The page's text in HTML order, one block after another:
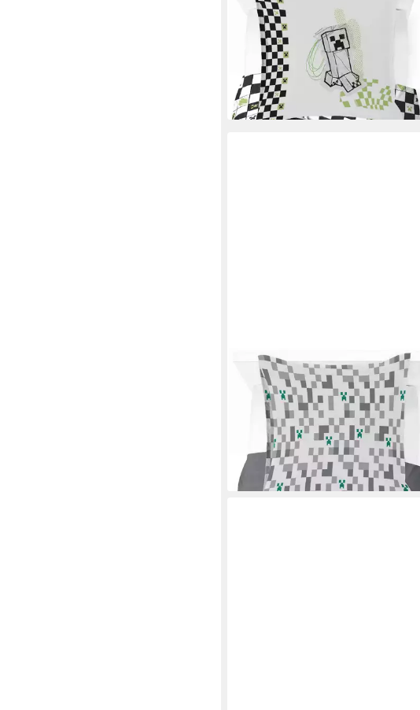
Kinderbettwäsche Minecraft Doodle
Skate, Linon, 2 teilig, 100%
Baumwolle
26,99 € UVP 32,99 €
-18%
lieferbar - in 6-8 Werktagen bei dir
MINECRAFT
Kinderbettwäsche Minecraft
Creeper, Linon, 2 teilig, 100%
Baumwolle
28,65 € UVP32,99 €
-13%
lieferbar - in 6-8 Werktagen bei dir